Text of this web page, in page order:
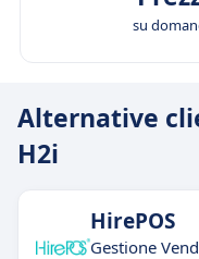
su
Alternative
H2i
HirePOS
Gestione